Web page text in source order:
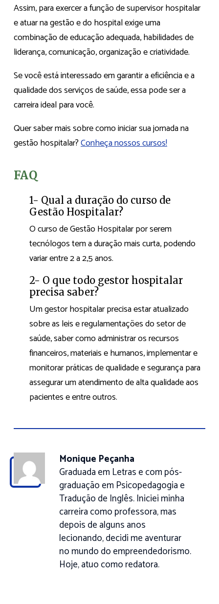
Assim, para exercer a função de supervisor hospitalar
e atuar na gestão e do hospital exige uma
combinação de educação adequada, habilidades de
liderança, comunicação, organização e criatividade.
Se você está interessado em garantir a eficiência e a
qualidade dos serviços de saúde, essa pode ser a
carreira ideal para você.
Quer saber mais sobre como iniciar sua jornada na
gestão hospitalar?Conheça nossos cursos!
FAQ
1- Qual a duração do curso de
Gestão Hospitalar?
O curso de Gestão Hospitalar por serem
tecnólogos tem a duração mais curta, podendo
variar entre 2 a 2,5 anos.
2- O que todo gestor hospitalar
precisa saber?
Um gestor hospitalar precisa estar atualizado
sobre as leis e regulamentações do setor de
saúde, saber como administrar os recursos
financeiros, materiais e humanos, implementar e
monitorar práticas de qualidade e segurança para
assegurar um atendimento de alta qualidade aos
pacientes e entre outros.
Monique Peçanha
Graduada em Letras e com pós-
graduação em Psicopedagogia e
Tradução de Inglês. Iniciei minha
carreira como professora, mas
depois de alguns anos
lecionando, decidi me aventurar
no mundo do empreendedorismo.
Hoje, atuo como redatora.